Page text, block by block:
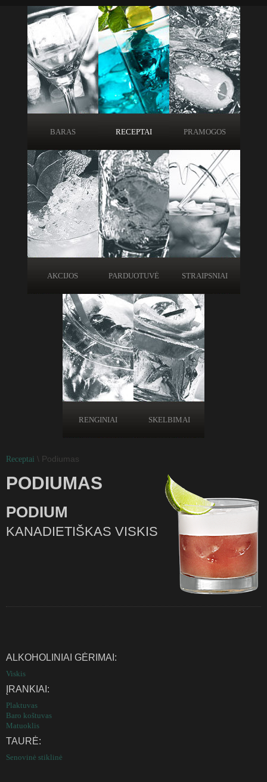
BARAS RECEPTAI PRAMOGOS
AKCIJOS PARDUOTUVĖ STRAIPSNIAI
RENGINIAI SKELBIMAI
Receptai \ Podiumas
PODIUMAS
PODIUM
KANADIETIŠKAS VISKIS
ALKOHOLINIAI GĖRIMAI:
Viskis
ĮRANKIAI:
Plaktuvas
Baro koštuvas
Matuoklis
TAURĖ:
Senovinė stiklinė